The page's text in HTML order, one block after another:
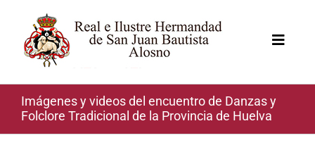
contenido
Toggle
Imágenes y videos del encuentro de Danzas y
Folclore Tradicional de la Provincia de Huelva